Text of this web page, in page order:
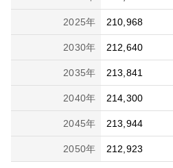
2025年 210,968
2030年 212,640
2035年 213,841
2040年 214,300
2045年 213,944
2050年 212,923